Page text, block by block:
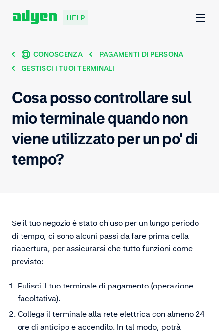
HELP
CONOSCENZA
PAGAMENTI DI PERSONA
GESTISCI I TUOI TERMINALI
Cosa posso controllare sul
mio terminale quando non
viene utilizzato per un po' di
tempo?
Se il tuo negozio è stato chiuso per un lungo periodo
di tempo, ci sono alcuni passi da fare prima della
riapertura, per assicurarsi che tutto funzioni come
previsto:
Pulisci il tuo terminale di pagamento (operazione
facoltativa).
Collega il terminale alla rete elettrica con almeno 24
ore di anticipo e accendilo. In tal modo, potrà